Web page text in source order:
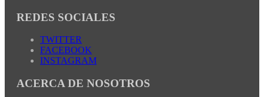
REDES SOCIALES
TWITTER
FACEBOOK
INSTAGRAM
ACERCA DE NOSOTROS